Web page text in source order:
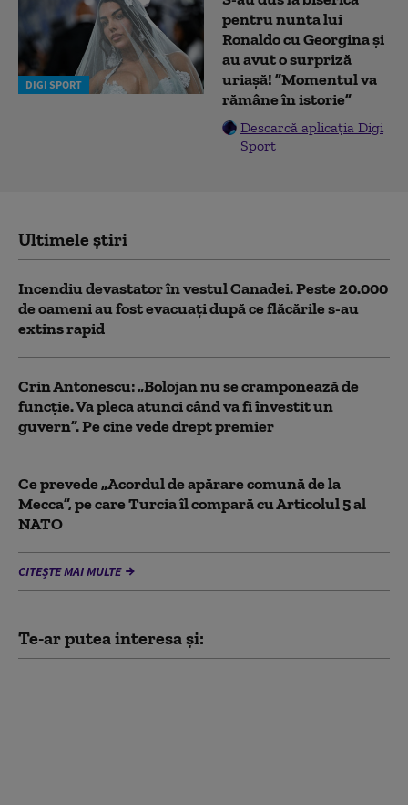
DIGI SPORT
pentru nunta lui
Ronaldo cu Georgina și
au avut o surpriză
uriașă! ”Momentul va
rămâne în istorie”
Descarcă aplicația Digi
Sport
Ultimele știri
Incendiu devastator în vestul Canadei. Peste 20.000
de oameni au fost evacuați după ce flăcările s-au
extins rapid
Crin Antonescu: „Bolojan nu se cramponează de
funcție. Va pleca atunci când va fi învestit un
guvern”. Pe cine vede drept premier
Ce prevede „Acordul de apărare comună de la
Mecca”, pe care Turcia îl compară cu Articolul 5 al
NATO
CITEȘTE MAI MULTE
Te-ar putea interesa și: